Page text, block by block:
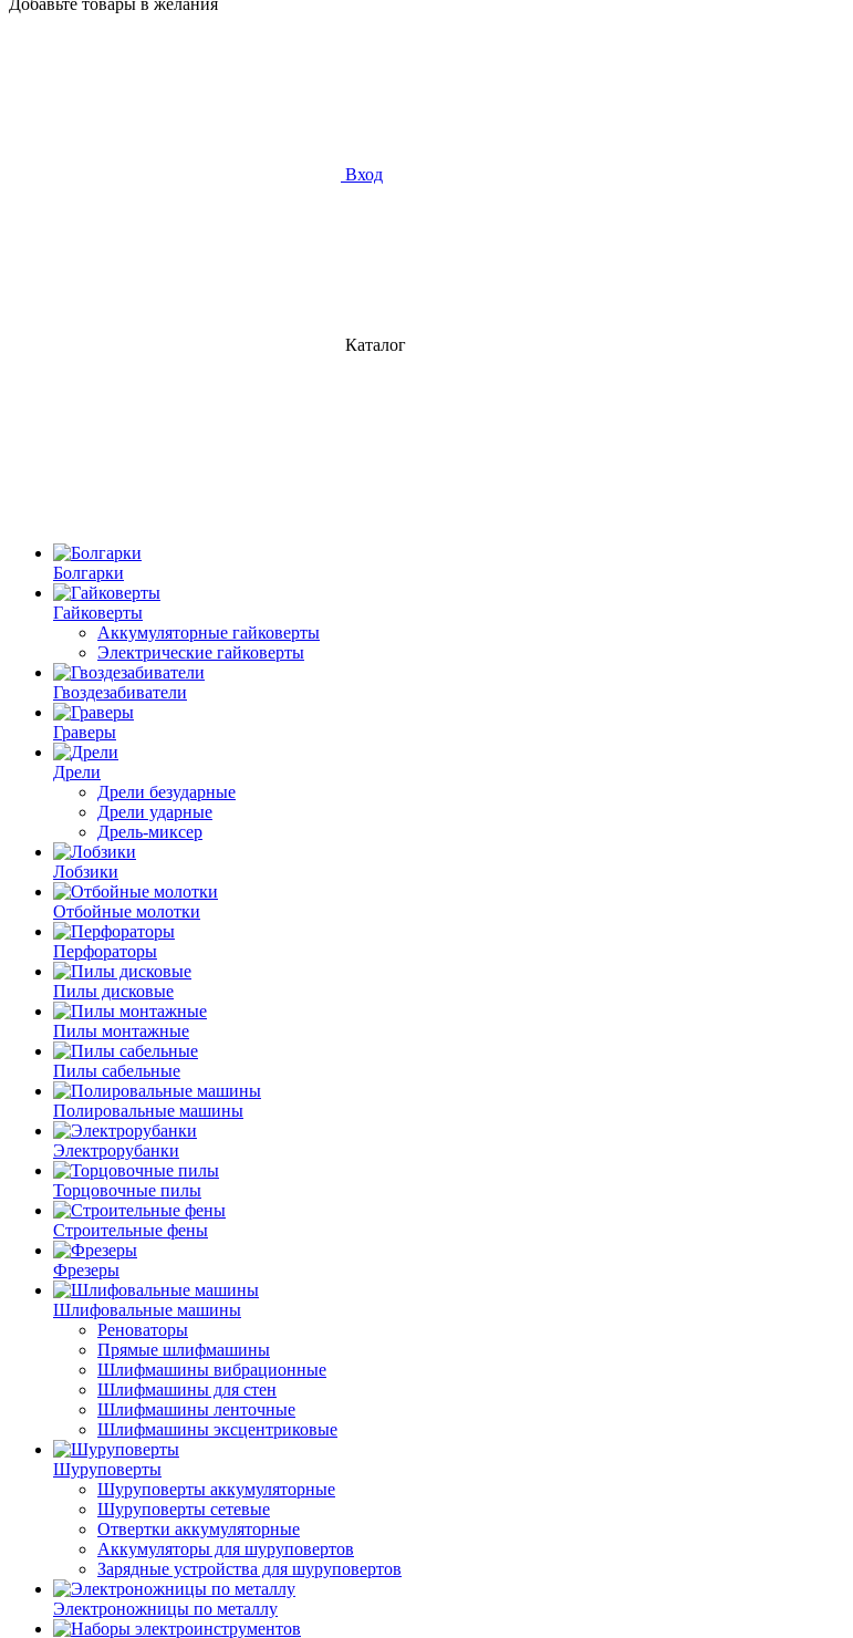
Добавьте товары в желания
Вход
Каталог
Болгарки
Гайковерты
Аккумуляторные гайковерты
Электрические гайковерты
Гвоздезабиватели
Граверы
Дрели
Дрели безударные
Дрели ударные
Дрель-миксер
Лобзики
Отбойные молотки
Перфораторы
Пилы дисковые
Пилы монтажные
Пилы сабельные
Полировальные машины
Электрорубанки
Торцовочные пилы
Строительные фены
Фрезеры
Шлифовальные машины
Реноваторы
Прямые шлифмашины
Шлифмашины вибрационные
Шлифмашины для стен
Шлифмашины ленточные
Шлифмашины эксцентриковые
Шуруповерты
Шуруповерты аккумуляторные
Шуруповерты сетевые
Отвертки аккумуляторные
Аккумуляторы для шуруповертов
Зарядные устройства для шуруповертов
Электроножницы по металлу